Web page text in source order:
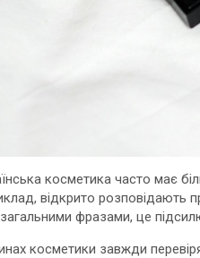
косметика часто має
відкрито розповідають
фразами, це
косметики завжди